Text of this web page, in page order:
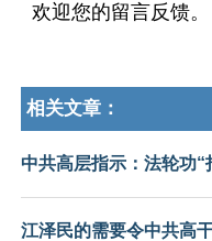
欢迎您的留言反馈。
相关文章：
中共高层指示：法轮功“
江泽民的需要令中共高